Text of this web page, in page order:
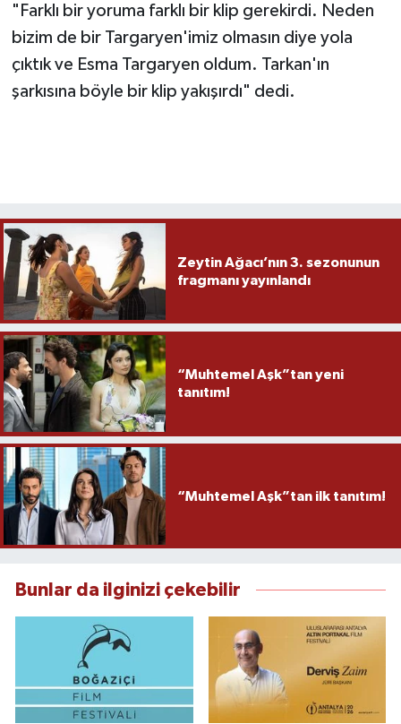
"Farklı bir yoruma farklı bir klip gerekirdi. Neden
bizim de bir Targaryen'imiz olmasın diye yola
çıktık ve Esma Targaryen oldum. Tarkan'ın
şarkısına böyle bir klip yakışırdı" dedi.
Zeytin Ağacı’nın 3. sezonunun
fragmanı yayınlandı
“Muhtemel Aşk”tan yeni
tanıtım!
“Muhtemel Aşk”tan ilk tanıtım!
Bunlar da ilginizi çekebilir